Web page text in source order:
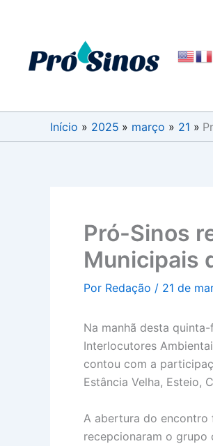
conteúdo
Início 2025 março 21
Pró-Sinos
Municipais
Por Redação / 21 de
Na manhã desta
Interlocutores
contou com a
Estância Velha, Esteio,
A abertura do encontro
recepcionaram o grupo